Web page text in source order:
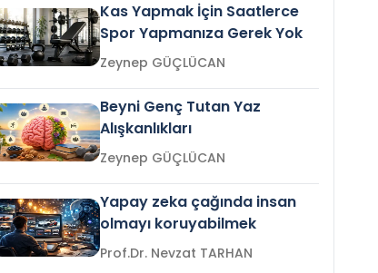
Kas Yapmak İçin Saatlerce
Spor Yapmanıza Gerek Yok
Zeynep GÜÇLÜCAN
Beyni Genç Tutan Yaz
Alışkanlıkları
Zeynep GÜÇLÜCAN
Yapay zeka çağında insan
olmayı koruyabilmek
Prof.Dr. Nevzat TARHAN